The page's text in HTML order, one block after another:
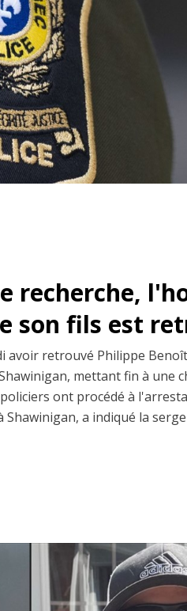
recherche,
son fils est
avoir retrouvé Philippe
mettant fin à une
ont procédé à
a indiqué la